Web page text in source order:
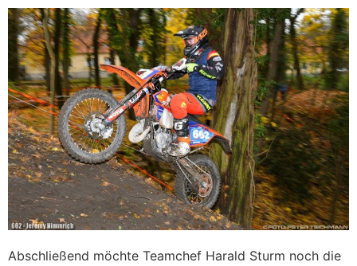
Abschließend möchte Teamchef Harald Sturm noch die